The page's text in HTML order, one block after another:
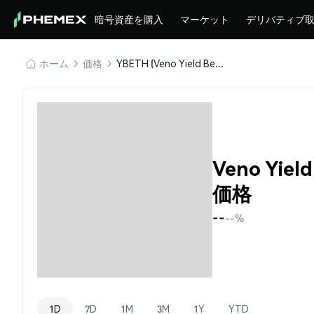
暗号資産を購入 マーケット デリバティブ
ホーム 価格 YBETH (Veno Yield Bearing ETH)
Veno
価格
----%
1D 7D 1M 3M 1Y YTD